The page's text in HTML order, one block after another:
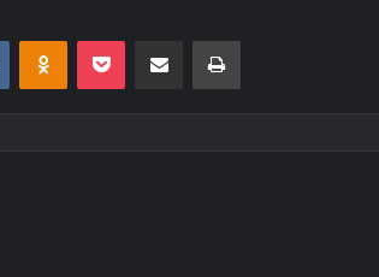
VKontakteOdnoklassniki
Pocket E-Posta ile paylaş Yazdır